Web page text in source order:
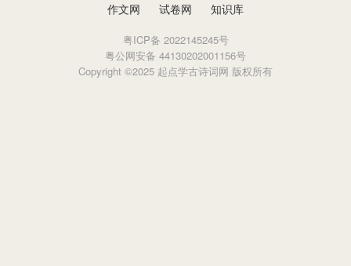
作文网 试卷网 知识库
粤ICP备 2022145245号
粤公网安备 44130202001156号
Copyright ©2025 起点学古诗词网 版权所有